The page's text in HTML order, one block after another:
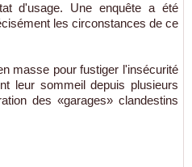
d'usage. Une enquête a été
les circonstances de ce
masse pour fustiger l'insécurité
leur sommeil depuis plusieurs
des «garages» clandestins